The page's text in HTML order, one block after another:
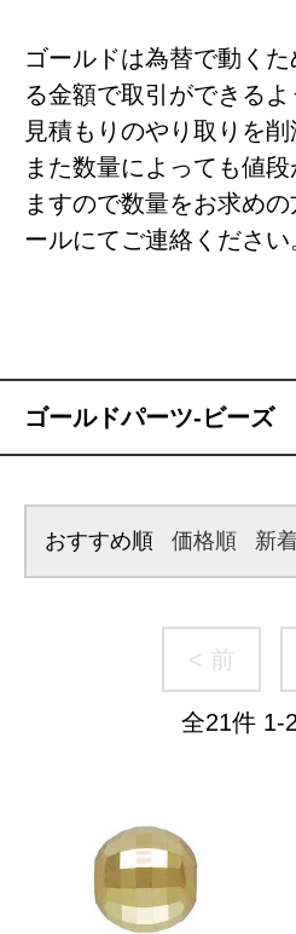
ゴールドは為替で動く
る金額で取引ができる
見積もりのやり取りを削
また数量によっても値
ますので数量をお求め
ールにてご連絡ください
ゴールドパーツ-ビーズ
おすすめ順 価格順 新
< 前
全21件 1-